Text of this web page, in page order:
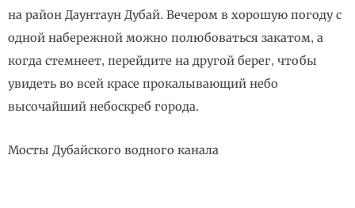
на район Даунтаун Дубай. Вечером в хорошую погоду с
одной набережной можно полюбоваться закатом, а
когда стемнеет, перейдите на другой берег, чтобы
увидеть во всей красе прокалывающий небо
высочайший небоскреб города.
Мосты Дубайского водного канала